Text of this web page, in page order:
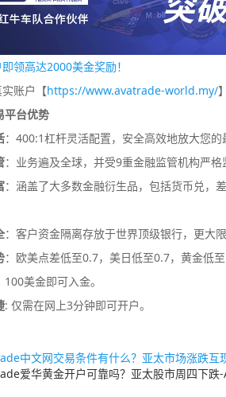
领高达2000美金奖励！
账户【https://www.avatrade-world.my/
平台优势
：400:1杠杆灵活配置，安全高效地放大您的
：业务遍及全球，并受9重金融监管机构严格
：涵盖了大多数金融衍生品，包括货币兑，
：客户资金隔离存放于世界顶级银行，更大
：欧美点差低至0.7，美日低至0.7，黄金低至
100美金即可入金。
: 仅需在网上3分钟即可开户。
中文网交易条件有什么？亚太市场涨跌互
爱华黄金开户可靠吗？亚太股市周四下跌